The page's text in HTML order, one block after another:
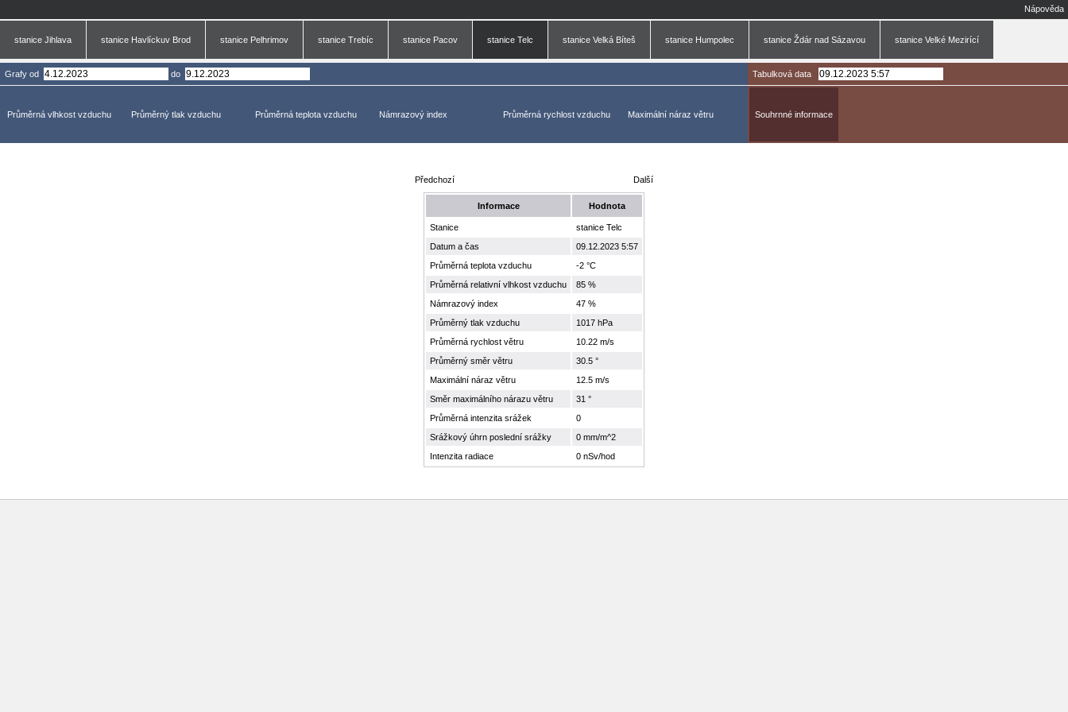
Nápověda
stanice Jihlava stanice Havlíckuv Brod stanice Pelhrimov stanice Trebíc stanice Pacov stanice Telc stanice Velká Bíteš stanice Humpolec stanice Ždár nad Sázavou stanice Velké Mezirící
Grafy od do
Průměrná vlhkost vzduchu Průměrný tlak vzduchu Průměrná teplota vzduchu Námrazový index Průměrná rychlost vzduchu Maximální náraz větru
Tabulková data
Souhrnné informace
Předchozí Další
Informace Hodnota
Stanice
stanice Telc
Datum a čas
09.12.2023 5:57
Průměrná teplota vzduchu
-2 °C
Průměrná relativní vlhkost vzduchu
85 %
Námrazový index
47 %
Průměrný tlak vzduchu
1017 hPa
Průměrná rychlost větru
10.22 m/s
Průměrný směr větru
30.5 °
Maximální náraz větru
12.5 m/s
Směr maximálního nárazu větru
31 °
Průměrná intenzita srážek
0
Srážkový úhrn poslední srážky
0 mm/m^2
Intenzita radiace
0 nSv/hod